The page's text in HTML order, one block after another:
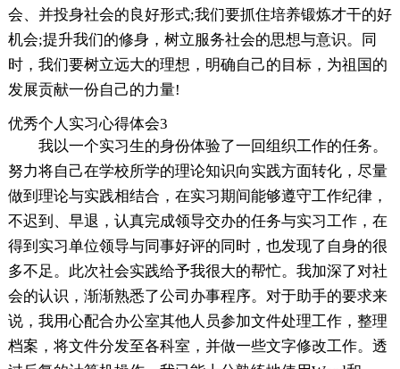
会、并投身社会的良好形式;我们要抓住培养锻炼才干的好
机会;提升我们的修身，树立服务社会的思想与意识。同
时，我们要树立远大的理想，明确自己的目标，为祖国的
发展贡献一份自己的力量!
优秀个人实习心得体会3
我以一个实习生的身份体验了一回组织工作的任务。
努力将自己在学校所学的理论知识向实践方面转化，尽量
做到理论与实践相结合，在实习期间能够遵守工作纪律，
不迟到、早退，认真完成领导交办的任务与实习工作，在
得到实习单位领导与同事好评的同时，也发现了自身的很
多不足。此次社会实践给予我很大的帮忙。我加深了对社
会的认识，渐渐熟悉了公司办事程序。对于助手的要求来
说，我用心配合办公室其他人员参加文件处理工作，整理
档案，将文件分发至各科室，并做一些文字修改工作。透